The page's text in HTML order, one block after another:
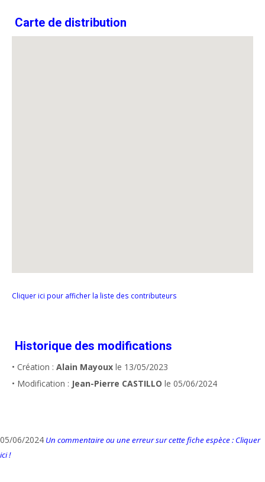
Carte de distribution
Cliquer ici pour afficher la liste des contributeurs
Historique des modifications
• Création : Alain Mayoux le 13/05/2023
• Modification : Jean-Pierre CASTILLO le 05/06/2024
05/06/2024 Un commentaire ou une erreur sur cette fiche espèce : Cliquer
ici !